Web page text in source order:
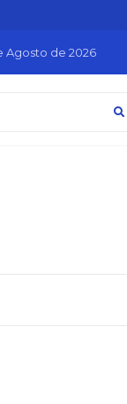
Agosto de 2026